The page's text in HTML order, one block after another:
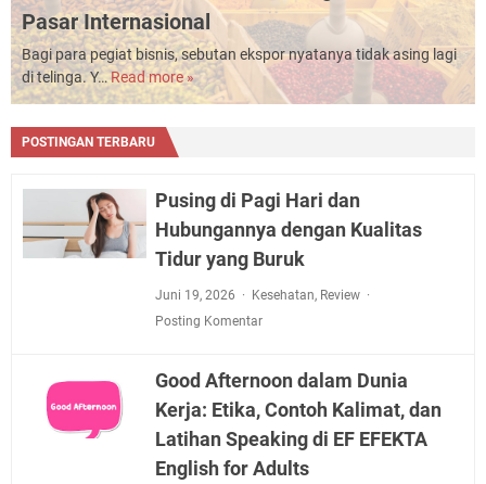
Pasar Internasional
Bagi para pegiat bisnis, sebutan ekspor nyatanya tidak asing lagi
di telinga. Y…Read more »3
Komoditi
Laris
Pasar
Internasional
POSTINGAN TERBARU
Pusing di Pagi Hari dan
Hubungannya dengan Kualitas
Tidur yang Buruk
Juni 19, 2026 Kesehatan, Review
Posting Komentar
Good Afternoon dalam Dunia
Kerja: Etika, Contoh Kalimat, dan
Latihan Speaking di EF EFEKTA
English for Adults